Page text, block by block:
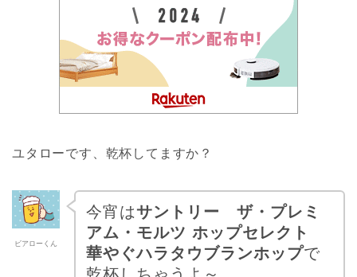
ユタローです、乾杯してますか？
ビアローくん
今宵はサントリー ザ・プレミ
アム・モルツ ホップセレクト
華やぐハラタウブランホップで